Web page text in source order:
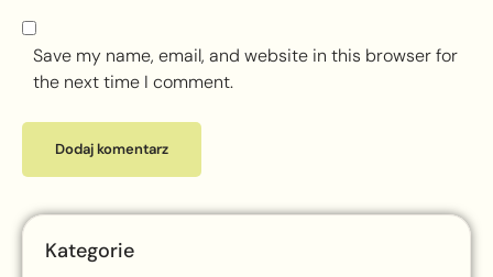
Save my name, email, and website in this browser for
the next time I comment.
Kategorie